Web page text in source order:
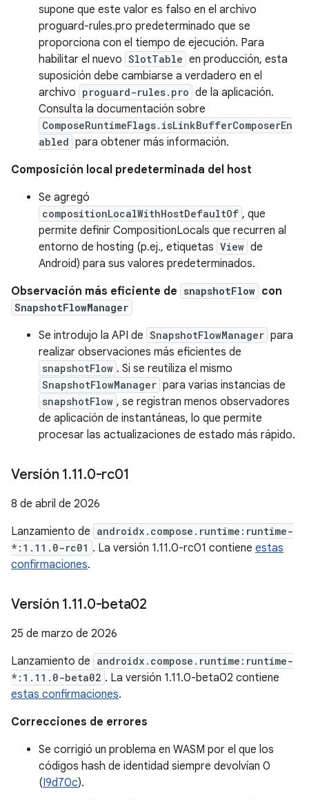
supone que este valor es falso en el archivo
proguard-rules.pro predeterminado que se
proporciona con el tiempo de ejecución. Para
habilitar el nuevo SlotTable en producción, esta
suposición debe cambiarse a verdadero en el
archivo proguard-rules.pro de la aplicación.
Consulta la documentación sobre
ComposeRuntimeFlags.isLinkBufferComposerEn
abled para obtener más información.
Composición local predeterminada del host
Se agregó
compositionLocalWithHostDefaultOf , que
permite definir CompositionLocals que recurren al
entorno de hosting (p.ej., etiquetas View de
Android) para sus valores predeterminados.
Observación más eficiente de snapshotFlow con
SnapshotFlowManager
Se introdujo la API de SnapshotFlowManager para
realizar observaciones más eficientes de
snapshotFlow . Si se reutiliza el mismo
SnapshotFlowManager para varias instancias de
snapshotFlow , se registran menos observadores
de aplicación de instantáneas, lo que permite
procesar las actualizaciones de estado más rápido.
Versión 1.11.0-rc01
8 de abril de 2026
Lanzamiento de androidx.compose.runtime:runtime-
*:1.11.0-rc01 . La versión 1.11.0-rc01 contiene estas
confirmaciones.
Versión 1.11.0-beta02
25 de marzo de 2026
Lanzamiento de androidx.compose.runtime:runtime-
*:1.11.0-beta02 . La versión 1.11.0-beta02 contiene
estas confirmaciones.
Correcciones de errores
Se corrigió un problema en WASM por el que los
códigos hash de identidad siempre devolvían 0
(I9d70c).